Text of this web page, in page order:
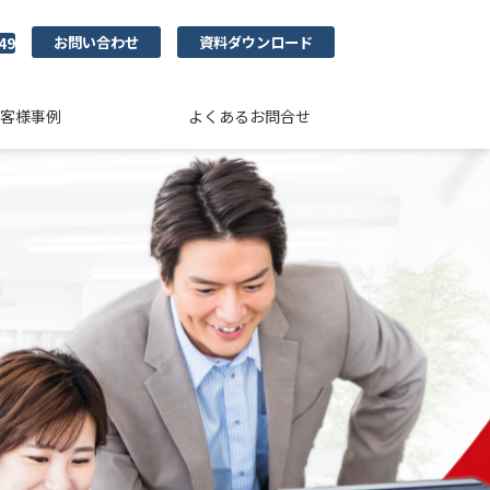
お問い合わせ 資料ダウンロード
様事例 よくあるお問合せ